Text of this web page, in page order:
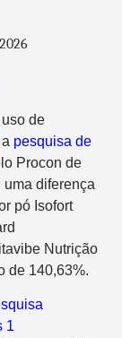
de
pesquisa de
Procon de
diferença
pó Isofort
Nutrição
de 140,63%.